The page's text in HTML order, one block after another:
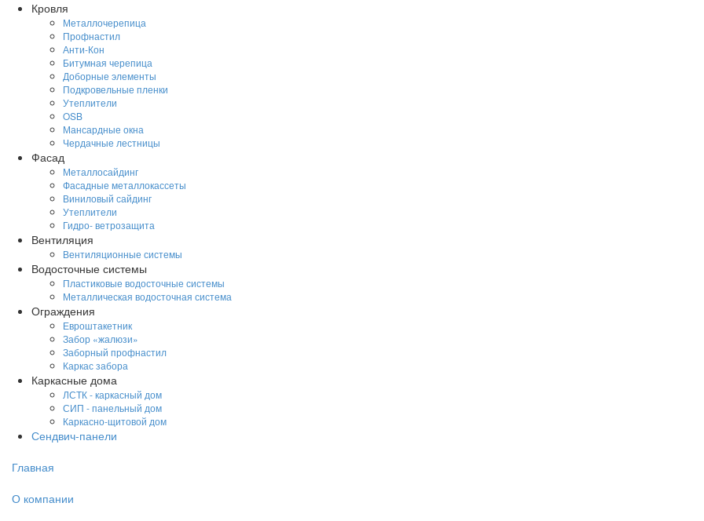
Кровля
Металлочерепица
Профнастил
Анти-Кон
Битумная черепица
Доборные элементы
Подкровельные пленки
Утеплители
OSB
Мансардные окна
Чердачные лестницы
Фасад
Металлосайдинг
Фасадные металлокассеты
Виниловый сайдинг
Утеплители
Гидро- ветрозащита
Вентиляция
Вентиляционные системы
Водосточные системы
Пластиковые водосточные системы
Металлическая водосточная система
Ограждения
Евроштакетник
Забор «жалюзи»
Заборный профнастил
Каркас забора
Каркасные дома
ЛСТК - каркасный дом
СИП - панельный дом
Каркасно-щитовой дом
Сендвич-панели
Главная
О компании